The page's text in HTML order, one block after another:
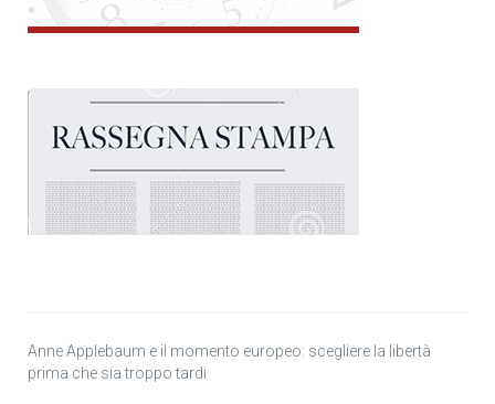
Anne Applebaum e il momento europeo: scegliere la libertà
prima che sia troppo tardi